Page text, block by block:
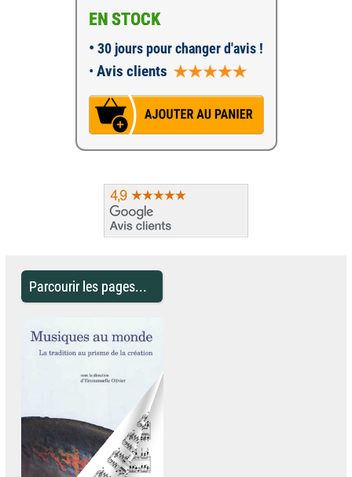
EN STOCK
• 30 jours pour changer d'avis !
• Avis clients
Parcourir les pages...